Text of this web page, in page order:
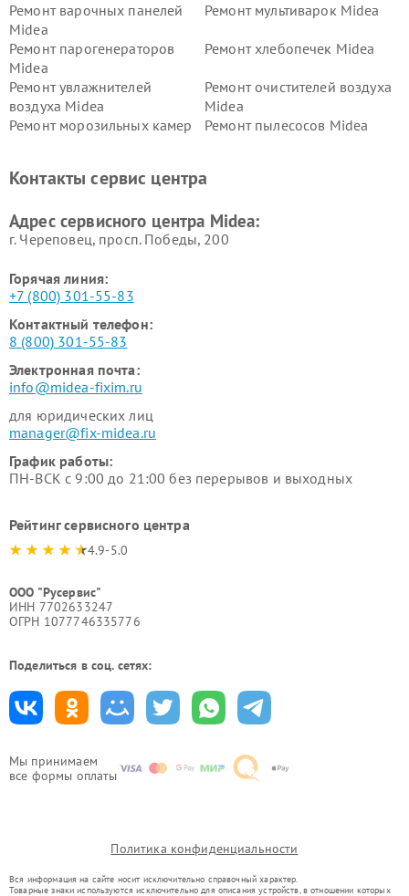
Мы принимаем
все формы оплаты
Ремонт варочных панелей
Midea
Ремонт мультиварок Midea
Ремонт парогенераторов
Midea
Ремонт хлебопечек Midea
Ремонт увлажнителей
воздуха Midea
Ремонт очистителей воздуха
Midea
Ремонт морозильных камер
Ремонт пылесосов Midea
пылесосов Midea
Midea
Контакты сервис центра
Адрес сервисного центра Midea:
г. Череповец, просп. Победы, 200
Горячая линия:
+7 (800) 301-55-83
Контактный телефон:
8 (800) 301-55-83
Электронная почта:
info@midea-fixim.ru
для юридических лиц
manager@fix-midea.ru
График работы:
ПН-ВСК с 9:00 до 21:00 без перерывов и выходных
Рейтинг сервисного центра
4.9-5.0
ООО "Русервис"
ИНН 7702633247
ОГРН 1077746335776
Поделиться в соц. сетях:
Политика конфиденциальности
Вся информация на сайте носит исключительно справочный характер.
Товарные знаки используются исключительно для описания устройств, в отношении которых